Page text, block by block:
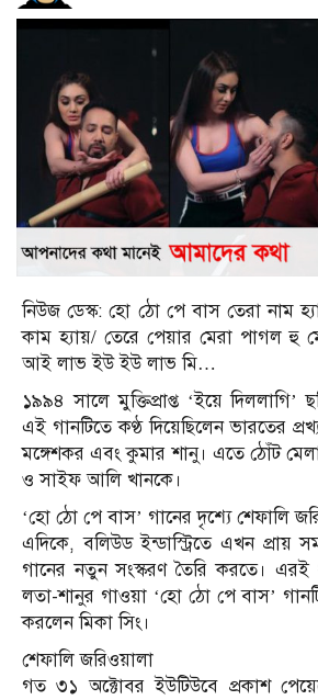
নিউজ ডেস্ক: হো ঠো পে বাস তেরা নাম
কাম হ্যায়/ তেরে পেয়ার মেরা পাগল হু
আই লাভ ইউ ইউ লাভ মি…
১৯৯৪ সালে মুক্তিপ্রাপ্ত ‘ইয়ে দিললাগি’
এই গানটিতে কণ্ঠ দিয়েছিলেন ভারতের
মঙ্গেশকর এবং কুমার শানু। এতে ঠোঁট
ও সাইফ আলি খানকে।
‘হো ঠো পে বাস’ গানের দৃশ্যে শেফালি
এদিকে, বলিউড ইন্ডাস্ট্রিতে এখন প্রায়
গানের নতুন সংস্করণ তৈরি করতে। এরই
লতা-শানুর গাওয়া ‘হো ঠো পে বাস’
করলেন মিকা সিং।
শেফালি জরিওয়ালা
গত ৩১ অক্টোবর ইউটিউবে প্রকাশ